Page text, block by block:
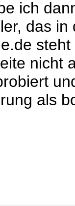
ich
das
nicht
als